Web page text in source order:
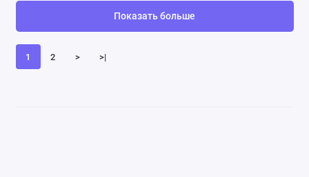
1 2 > >|
Показать больше